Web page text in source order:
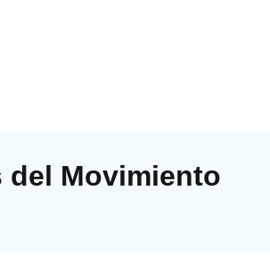
del Movimiento